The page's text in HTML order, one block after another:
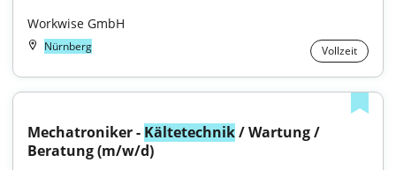
Workwise GmbH
Nürnberg Vollzeit
Mechatroniker - Kältetechnik / Wartung /
Beratung (m/w/d)